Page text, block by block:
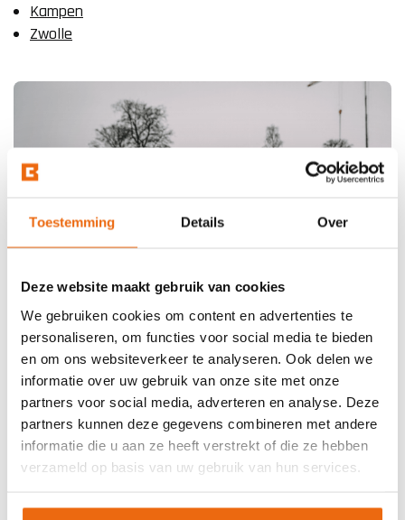
Toestemming Details Over
Deze website maakt gebruik van cookies
We gebruiken cookies om content en advertenties te
personaliseren, om functies voor social media te bieden
en om ons websiteverkeer te analyseren. Ook delen we
informatie over uw gebruik van onze site met onze
partners voor social media, adverteren en analyse. Deze
partners kunnen deze gegevens combineren met andere
informatie die u aan ze heeft verstrekt of die ze hebben
verzameld op basis van uw gebruik van hun services.
Kampen
Zwolle
Beton laten storten in